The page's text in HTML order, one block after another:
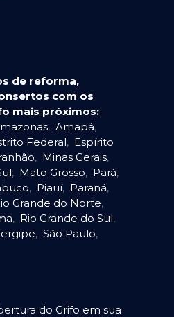
de reforma,
com os
mais próximos:
, Amapá,
Federal, Espírito
, Minas Gerais,
, Mato Grosso, Pará,
, Piauí, Paraná,
Grande do Norte,
, Rio Grande do Sul,
, São Paulo,
do Grifo em sua